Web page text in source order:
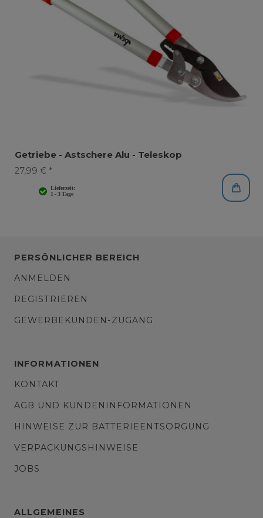
Getriebe - Astschere Alu - Teleskop
27,99 € *
PERSÖNLICHER BEREICH
ANMELDEN
REGISTRIEREN
GEWERBEKUNDEN-ZUGANG
INFORMATIONEN
KONTAKT
AGB UND KUNDENINFORMATIONEN
HINWEISE ZUR BATTERIEENTSORGUNG
VERPACKUNGSHINWEISE
JOBS
ALLGEMEINES